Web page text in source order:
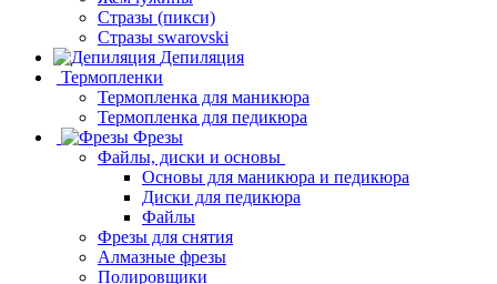
Стразы (пикси)
Cтразы swarovski
Депиляция
Термопленки
Термопленка для маникюра
Термопленка для педикюра
Фрезы
Файлы, диски и основы
Основы для маникюра и педикюра
Диски для педикюра
Файлы
Фрезы для снятия
Алмазные фрезы
Полировщики